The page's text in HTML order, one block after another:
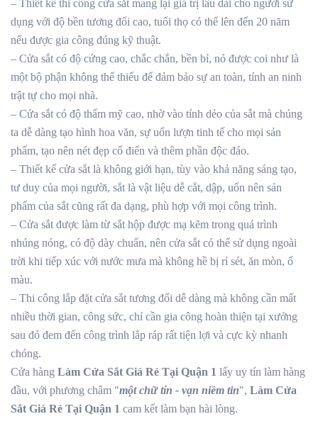
– Thiết kế thi công cửa sắt mang lại giá trị lâu dài cho người sử
dụng với độ bền tương đối cao, tuổi thọ có thể lên đến 20 năm
nếu được gia công đúng kỹ thuật.
– Cửa sắt có độ cứng cao, chắc chắn, bền bỉ, nó được coi như là
một bộ phận không thể thiếu để đảm bảo sự an toàn, tính an ninh
trật tự cho mọi nhà.
– Cửa sắt có độ thẩm mỹ cao, nhờ vào tính dẻo của sắt mà chúng
ta dễ dàng tạo hình hoa văn, sự uốn lượn tinh tế cho mọi sản
phẩm, tạo nên nét đẹp cổ điển và thêm phần độc đáo.
– Thiết kế cửa sắt là không giới hạn, tùy vào khả năng sáng tạo,
tư duy của mọi người, sắt là vật liệu dễ cắt, dập, uốn nên sản
phẩm của sắt cũng rất đa dạng, phù hợp với mọi công trình.
– Cửa sắt được làm từ sắt hộp được mạ kẽm trong quá trình
nhúng nóng, có độ dày chuẩn, nên cửa sắt có thể sử dụng ngoài
trời khi tiếp xúc với nước mưa mà không hề bị rỉ sét, ăn mòn, ố
màu.
– Thi công lắp đặt cửa sắt tương đối dễ dàng mà không cần mất
nhiều thời gian, công sức, chỉ cần gia công hoàn thiện tại xưởng
sau đó đem đến công trình lắp ráp rất tiện lợi và cực kỳ nhanh
chóng.
Cửa hàng Làm Cửa Sắt Giá Rẻ Tại Quận 1 lấy uy tín làm hàng
đầu, với phương châm "một chữ tín - vạn niềm tin", Làm Cửa
Sắt Giá Rẻ Tại Quận 1 cam kết làm bạn hài lòng.